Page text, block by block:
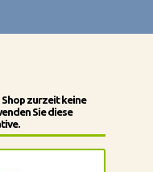
zurzeit keine
Sie diese